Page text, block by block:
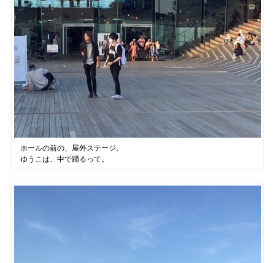
ホールの前の、屋外ステージ。
ゆうこは、中で踊るって。